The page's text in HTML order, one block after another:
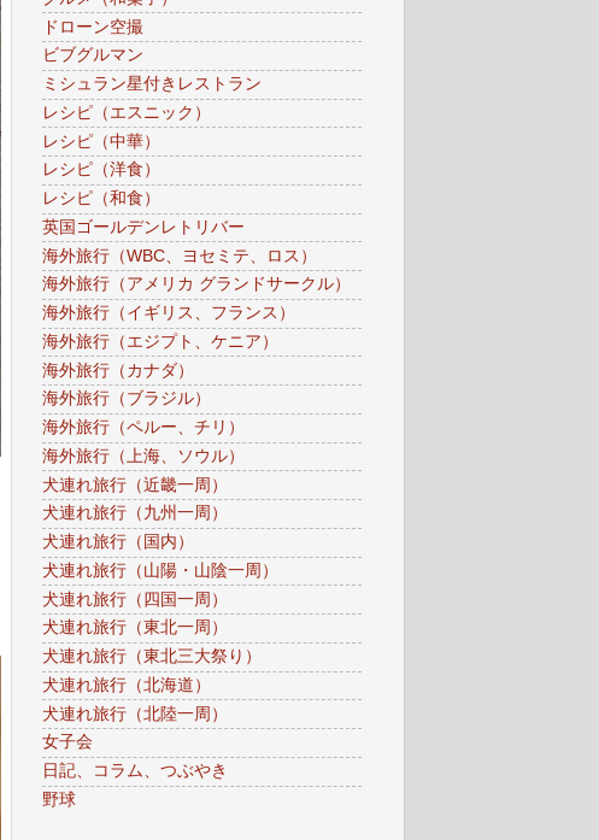
ドローン空撮
ビブグルマン
ミシュラン星付きレストラン
レシピ（エスニック）
レシピ（中華）
レシピ（洋食）
レシピ（和食）
英国ゴールデンレトリバー
海外旅行（WBC、ヨセミテ、ロス）
海外旅行（アメリカ グランドサークル）
海外旅行（イギリス、フランス）
海外旅行（エジプト、ケニア）
海外旅行（カナダ）
海外旅行（ブラジル）
海外旅行（ペルー、チリ）
海外旅行（上海、ソウル）
犬連れ旅行（近畿一周）
犬連れ旅行（九州一周）
犬連れ旅行（国内）
犬連れ旅行（山陽・山陰一周）
犬連れ旅行（四国一周）
犬連れ旅行（東北一周）
犬連れ旅行（東北三大祭り）
犬連れ旅行（北海道）
犬連れ旅行（北陸一周）
女子会
日記、コラム、つぶやき
野球